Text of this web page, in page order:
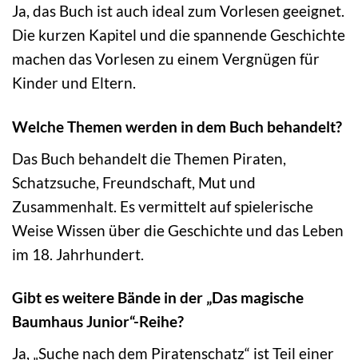
Ja, das Buch ist auch ideal zum Vorlesen geeignet.
Die kurzen Kapitel und die spannende Geschichte
machen das Vorlesen zu einem Vergnügen für
Kinder und Eltern.
Welche Themen werden in dem Buch behandelt?
Das Buch behandelt die Themen Piraten,
Schatzsuche, Freundschaft, Mut und
Zusammenhalt. Es vermittelt auf spielerische
Weise Wissen über die Geschichte und das Leben
im 18. Jahrhundert.
Gibt es weitere Bände in der „Das magische
Baumhaus Junior“-Reihe?
Ja, „Suche nach dem Piratenschatz“ ist Teil einer